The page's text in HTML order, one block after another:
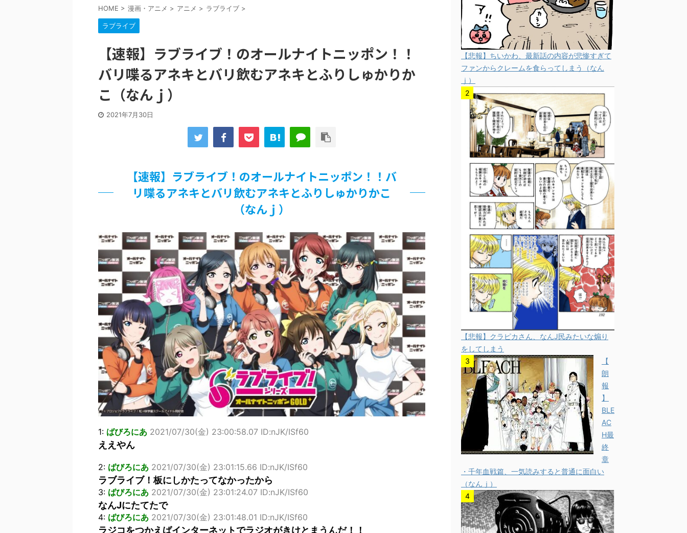
【R-18】真・女神転生 Road to the Transcendence【二次創作】 第２０話
北原ももさんの挑発!!!
【画像】この女優さん、可愛すぎる
【遊戯王】いつ見ても覚醒だけ地属性との関連が意味不明だな…
美少女図鑑AWARD2026グランプリ・榎本彩乃、グラビア披露！透明感が凄い！！
【朗報】齋藤飛鳥、前屈みで完全に見えてる動画が拡散されてしまう…
北原ももさんの挑発!!!
【画像】顔100点、体30点の女ｗｗｗ
佐藤絢音ちゃん(11)が万バズ！！
「洋画に日本版主題歌は必要か?」論争
北原ももさんの挑発!!!
【画像】『プリズマ☆イリヤ』の新グッズ、流石に一線を越えてしまう
敵「ダンクーガは合体するまでが長過ぎてつまらない」←合体する前から面白いんだよなぁ
まとめチェッカーは閉鎖しました。RSSの解除をお願いします。
NHKにようこそ！を見終えたんだがｗｗｗ
Powered by livedoor 相互RSS
HOME > 漫画・アニメ > アニメ > ラブライブ >
ラブライブ
【速報】ラブライブ！のオールナイトニッポン！！
バリ喋るアネキとバリ飲むアネキとふりしゅかりか
こ（なんｊ）
2021年7月30日
【速報】ラブライブ！のオールナイトニッポン！！バ
リ喋るアネキとバリ飲むアネキとふりしゅかりかこ
（なんｊ）
1: ばびろにあ 2021/07/30(金) 23:00:58.07 ID:nJK/ISf60
ええやん
2: ばびろにあ 2021/07/30(金) 23:01:15.66 ID:nJK/ISf60
ラブライブ！板にしかたってなかったから
3: ばびろにあ 2021/07/30(金) 23:01:24.07 ID:nJK/ISf60
なんJにたてたで
4: ばびろにあ 2021/07/30(金) 23:01:48.01 ID:nJK/ISf60
ラジコをつかえばインターネットでラジオがきけとまうんだ！！
【悲報】ちいかわ、最新話の内容が悲惨すぎて
ファンからクレームを食らってしまう（なん
ｊ）
【悲報】クラピカさん、なんJ民みたいな煽り
をしてしまう
【
朗
報
】
BLE
AC
H最
終
章
・千年血戦篇、一気読みすると普通に面白い
（なんｊ）